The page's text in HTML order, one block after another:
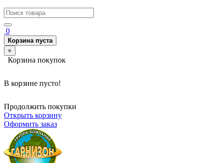
0
Корзина пуста
×
Корзина покупок
В корзине пусто!
Продолжить покупки
Открыть корзину
Оформить заказ